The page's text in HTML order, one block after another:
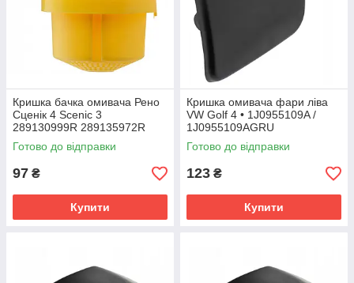
Кришка бачка омивача Рено
Cценік 4 Scenic 3
289130999R 289135972R
289130004R
Готово до відправки
97 ₴
Купити
Кришка омивача фари ліва
VW Golf 4 • 1J0955109A /
1J0955109AGRU
Готово до відправки
123 ₴
Купити